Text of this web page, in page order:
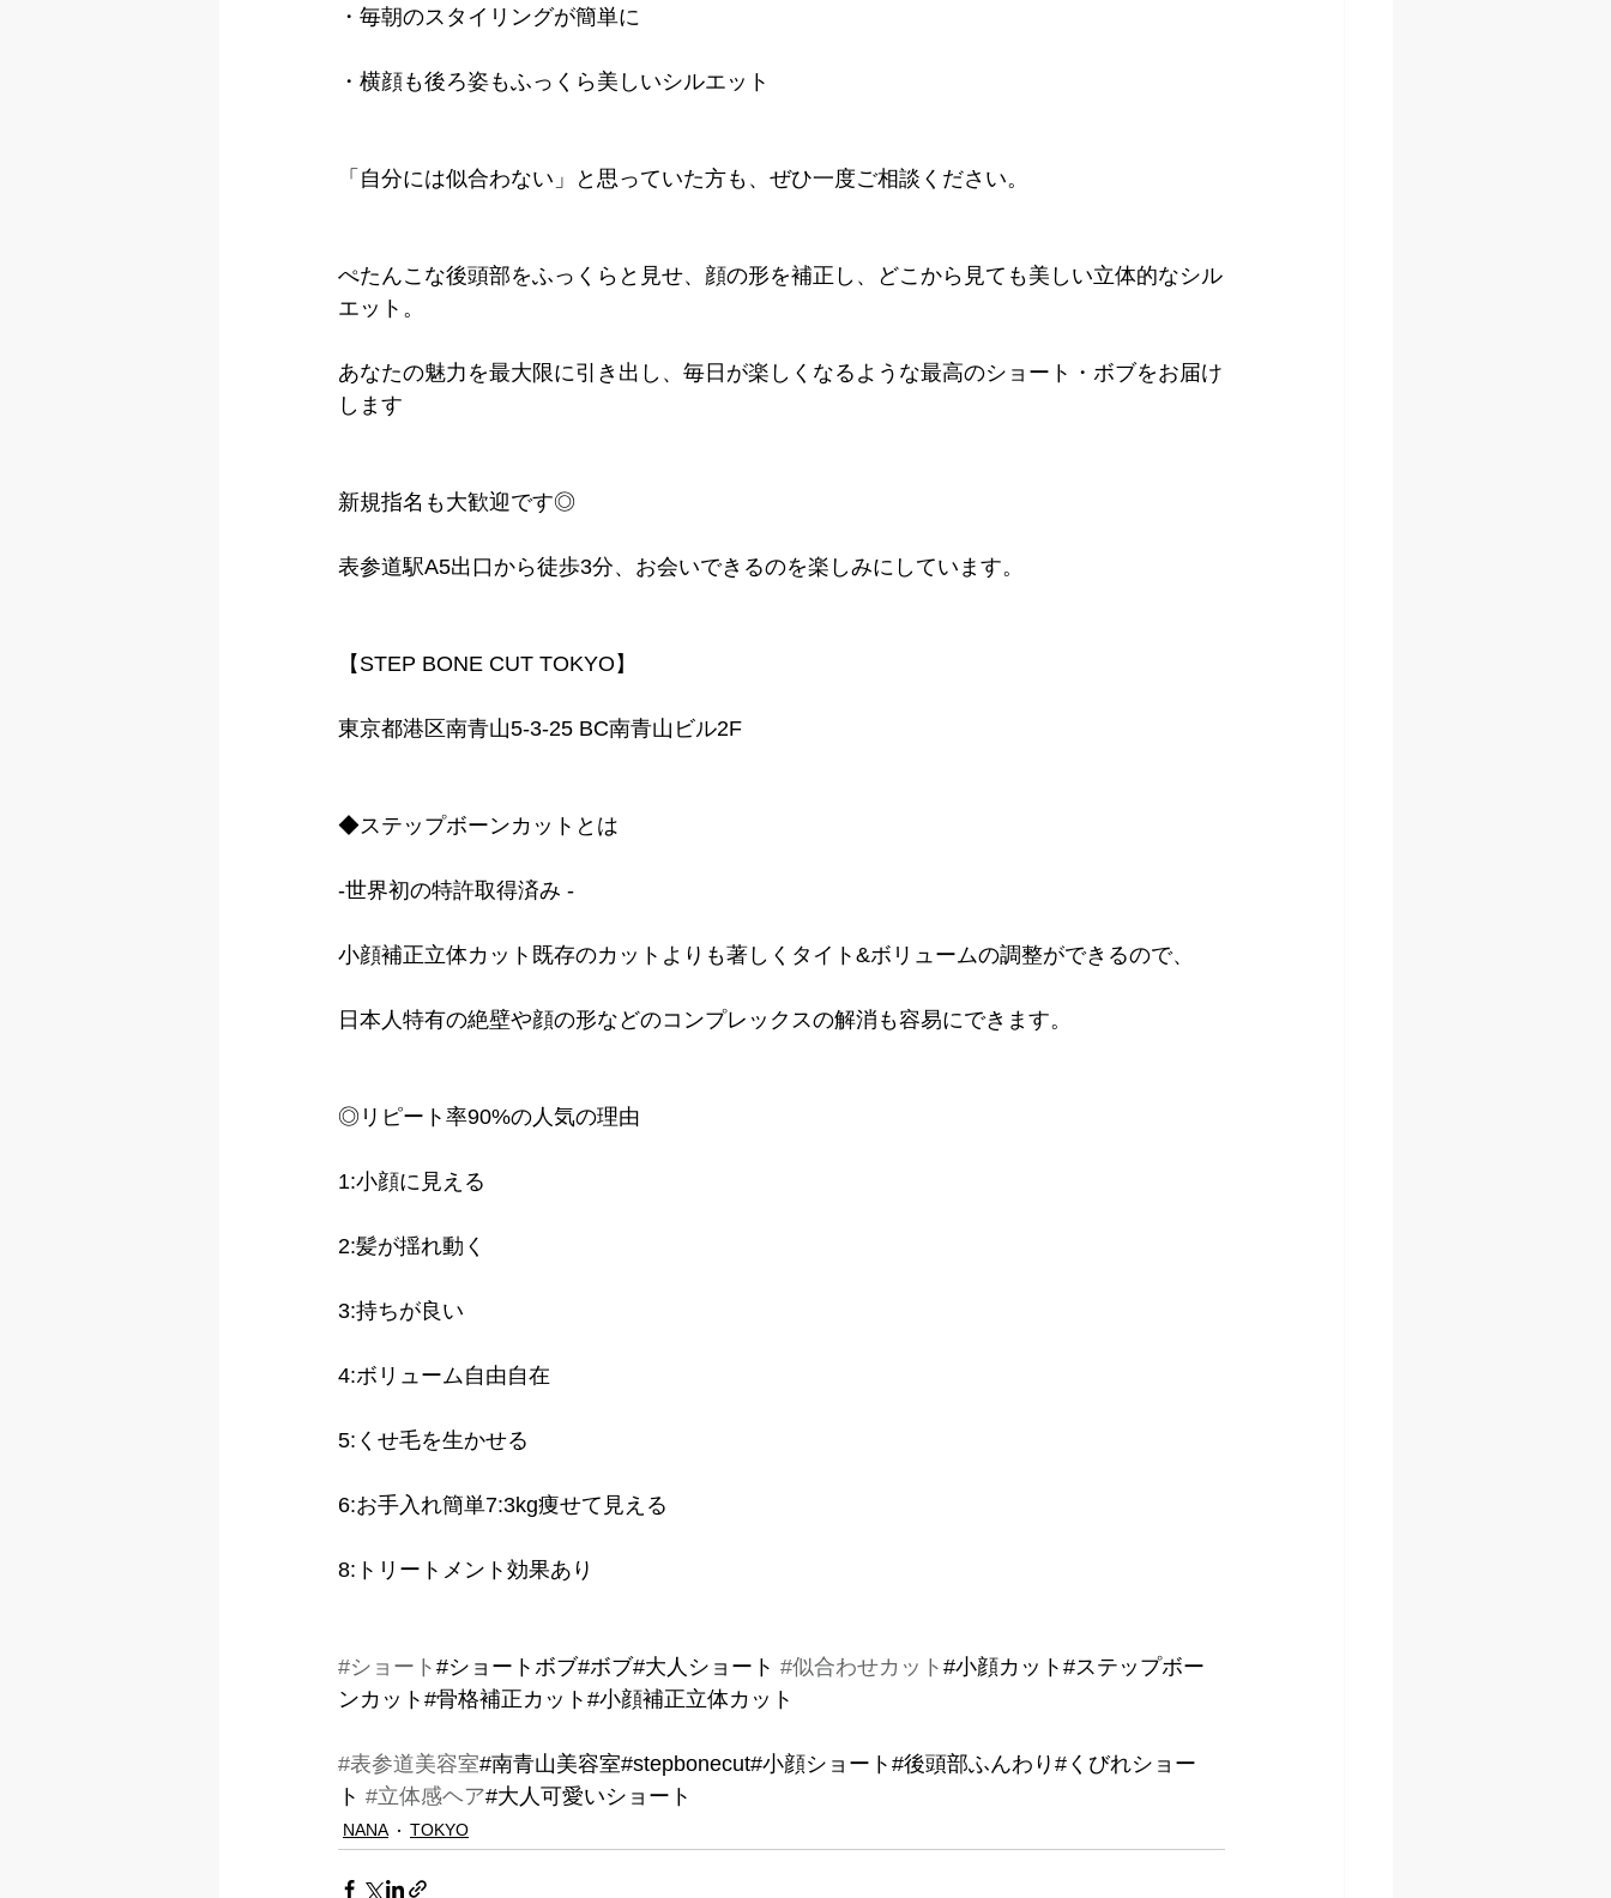
・毎朝のスタイリングが簡単に
・横顔も後ろ姿もふっくら美しいシルエット
「自分には似合わない」と思っていた方も、ぜひ一度ご相談ください。
ぺたんこな後頭部をふっくらと見せ、顔の形を補正し、どこから見ても美しい立体的なシル
エット。
あなたの魅力を最大限に引き出し、毎日が楽しくなるような最高のショート・ボブをお届け
します
新規指名も大歓迎です◎
表参道駅A5出口から徒歩3分、お会いできるのを楽しみにしています。
【STEP BONE CUT TOKYO】
東京都港区南青山5-3-25 BC南青山ビル2F
◆ステップボーンカットとは
-世界初の特許取得済み -
小顔補正立体カット既存のカットよりも著しくタイト&ボリュームの調整ができるので、
日本人特有の絶壁や顔の形などのコンプレックスの解消も容易にできます。
◎リピート率90%の人気の理由
1:小顔に見える
2:髪が揺れ動く
3:持ちが良い
4:ボリューム自由自在
5:くせ毛を生かせる
6:お手入れ簡単7:3kg痩せて見える
8:トリートメント効果あり
#ショート #ショートボブ#ボブ#大人ショート #似合わせカット #小顔カット#ステップボー
ンカット#骨格補正カット#小顔補正立体カット
#表参道美容室#南青山美容室#stepbonecut#小顔ショート#後頭部ふんわり#くびれショー
ト #立体感ヘア#大人可愛いショート
NANA TOKYO